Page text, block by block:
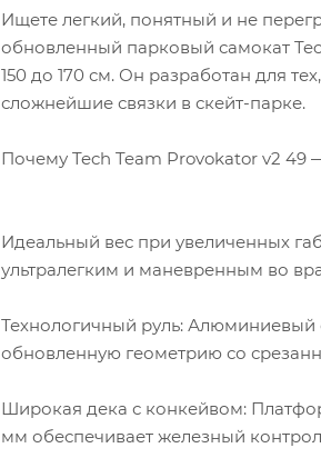
Ищете легкий, понятный и не
обновленный парковый самокат
150 до 170 см. Он разработан для
сложнейшие связки в скейт-парке.
Почему Tech Team Provokator v2 49
Идеальный вес при увеличенных
ультралегким и маневренным во
Технологичный руль:
обновленную геометрию со
Широкая дека с конкейвом:
мм обеспечивает железный